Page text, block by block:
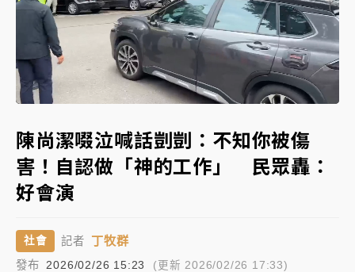
父親節泡湯了！中颱白海豚雨彈轟3天 「紅到發紫」降
雨熱區曝
女律師陳昱瑄詐慈濟10億！黃金158kg遭查扣畫面曝光
及載板皆走弱
中信慈善基金會想增加董事人數！辜仲諒向法院聲請遭
駁 理由曝光
故宮《龍藏經》特展第2檔！今線上預約開賣一度塞車
周六起展出延長至晚上7時
Loaded:
100.00%
陳尚潔啜泣喊話剴剴：不知你被傷
害！自認做「神的工作」 民眾轟：
好會演
社會 記者 丁牧群
發布 2026/02/26 15:23 (更新 2026/02/26 17:33)